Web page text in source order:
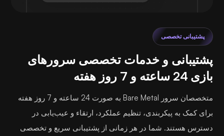
پشتیبانی تخصصی
پشتیبانی و خدمات تخصصی سرورهای
بازی 24 ساعته و 7 روز هفته
متخصصان سرور Bare Metal به صورت 24 ساعته و 7 روز هفته
برای کمک به پیکربندی، تنظیم عملکرد، ارتقاء و عیب‌یابی در
دسترس هستند. شما در هر زمانی از پشتیبانی سریع و تخصصی